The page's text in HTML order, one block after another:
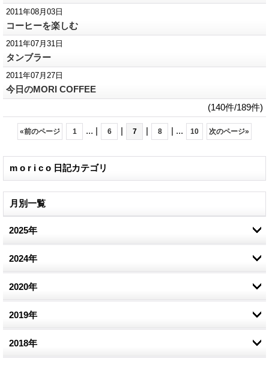
2011年08月03日
コーヒーを楽しむ
2011年07月31日
タンブラー
2011年07月27日
今日のMORI COFFEE
(140件/189件)
«前のページ 1 ... | 6 | 7 | 8 | ... 10 次のページ»
m o r i c o 日記カテゴリ
月別一覧
2025年
1月 (1)
2024年
11月 (1)
10月 (1)
7月 (1)
2020年
9月 (1)
2019年
3月 (2)
2018年